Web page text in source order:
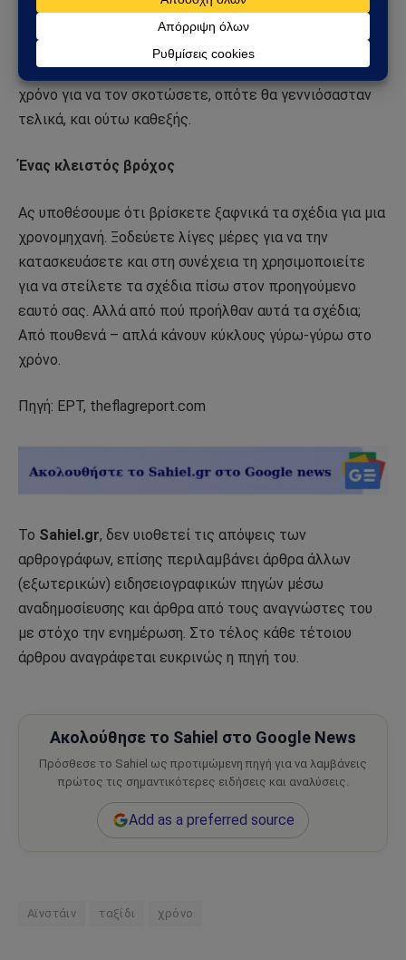
κατά λάθος, να σκοτώσετε έναν από τους δικούς σας
προγόνους. Αλλά τότε δεν θα γεννιόσασταν ποτέ,
οπότε δεν θα μπορούσατε να ταξιδέψετε πίσω στο
χρόνο για να τον σκοτώσετε, οπότε θα γεννιόσασταν
τελικά, και ούτω καθεξής.
Ένας κλειστός βρόχος
Ας υποθέσουμε ότι βρίσκετε ξαφνικά τα σχέδια για μια
χρονομηχανή. Ξοδεύετε λίγες μέρες για να την
κατασκευάσετε και στη συνέχεια τη χρησιμοποιείτε
για να στείλετε τα σχέδια πίσω στον προηγούμενο
εαυτό σας. Αλλά από πού προήλθαν αυτά τα σχέδια;
Από πουθενά – απλά κάνουν κύκλους γύρω-γύρω στο
χρόνο.
Πηγή: ΕΡΤ, theflagreport.com
Το Sahiel.gr, δεν υιοθετεί τις απόψεις των
αρθρογράφων, επίσης περιλαμβάνει άρθρα άλλων
(εξωτερικών) ειδησειογραφικών πηγών μέσω
αναδημοσίευσης και άρθρα από τους αναγνώστες του
με στόχο την ενημέρωση. Στο τέλος κάθε τέτοιου
άρθρου αναγράφεται ευκρινώς η πηγή του.
Ακολούθησε το Sahiel στο Google News
Πρόσθεσε το Sahiel ως προτιμώμενη πηγή για να λαμβάνεις
πρώτος τις σημαντικότερες ειδήσεις και αναλύσεις.
Add as a preferred source
Αϊνστάιν ταξίδι χρόνο